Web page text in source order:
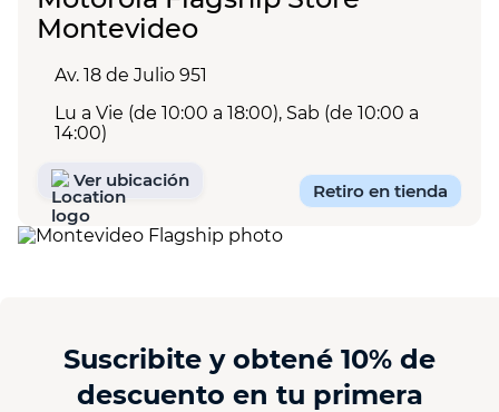
Retiro en tienda
Montevideo
Av. 18 de Julio 951
Lu a Vie (de 10:00 a 18:00), Sab (de 10:00 a
14:00)
Ver ubicación
Suscribite y obtené 10% de
descuento en tu primera